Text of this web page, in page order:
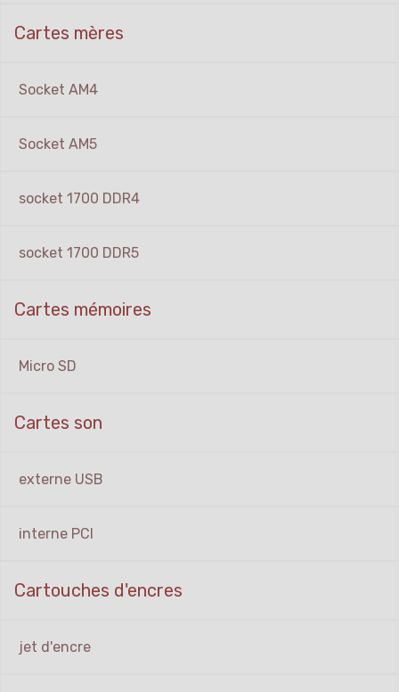
Cartes mères
Socket AM4
Socket AM5
socket 1700 DDR4
socket 1700 DDR5
Cartes mémoires
Micro SD
Cartes son
externe USB
interne PCI
Cartouches d'encres
jet d'encre